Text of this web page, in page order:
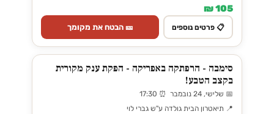
105 ₪
📋 פרטים נוספים 🎫 הבטח את מקומך
סימבה - הרפתקה באפריקה - הפקת ענק מקורית
בקצב הטבע!
📅 שלישי, 24 נובמבר ⏰ 17:30
📍 תיאטרון הבית גולדה ע"ש גברי לוי